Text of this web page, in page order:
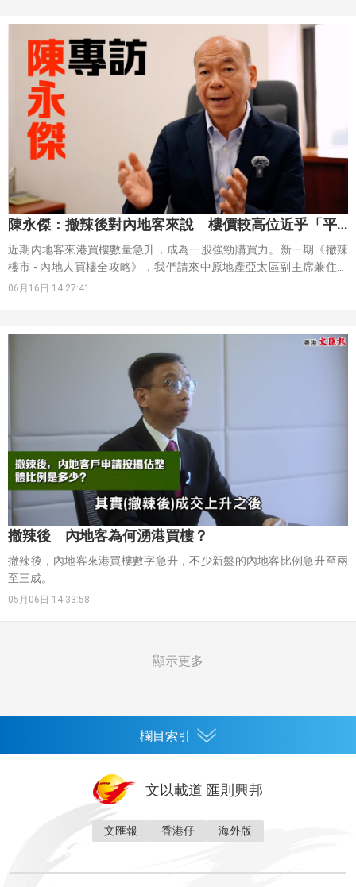
陳永傑：撤辣後對內地客來說 樓價較高位近乎「平
一半」
近期內地客來港買樓數量急升，成為一股強勁購買力。新一期《撤辣
樓市 - 內地人買樓全攻略》，我們請來中原地產亞太區副主席兼住宅
部總裁陳永傑，對這一現象進行分析。
06月16日 14:27:41
撤辣後 內地客為何湧港買樓？
撤辣後，內地客來港買樓數字急升，不少新盤的內地客比例急升至兩
至三成。
05月06日 14:33:58
顯示更多
欄目索引
灣區生活 灣區企業 灣區文化
灣區人才
灣區政策 灣區服務易
國際
文以載道 匯則興邦
文匯報 香港仔 海外版